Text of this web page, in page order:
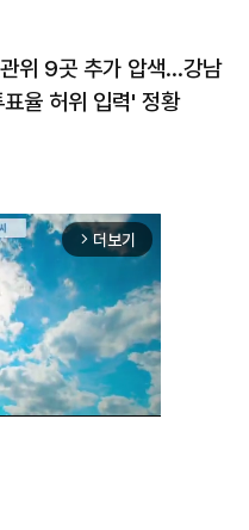
위 9곳 추가 압색…강남
표율 허위 입력' 정황
arrow_forward_ios 더보기